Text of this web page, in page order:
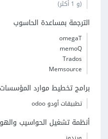
(و 1 أكثر)
الترجمة بمساعدة الحاسوب
omegaT
memoQ
Trados
Memsource
برامج تخطيط موارد المؤسسات ERP
تطبيقات أودو odoo
أنظمة تشغيل الحواسيب